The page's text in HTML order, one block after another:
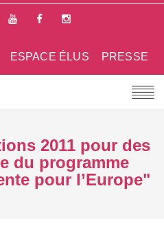
PRESSE
ESPACE ÉLUS
2011 pour des
du programme
pour l’Europe"